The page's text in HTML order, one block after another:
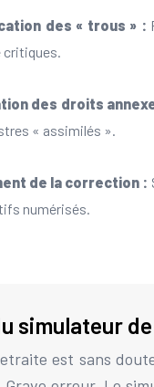
des « trous » :
des droits
« assimilés ».
de la correction :
numérisés.
simulateur
est sans